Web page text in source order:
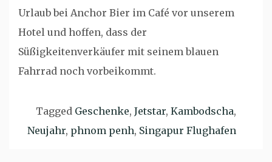
Urlaub bei Anchor Bier im Café vor unserem
Hotel und hoffen, dass der
Süßigkeitenverkäufer mit seinem blauen
Fahrrad noch vorbeikommt.
Tagged Geschenke, Jetstar, Kambodscha,
Neujahr, phnom penh, Singapur Flughafen